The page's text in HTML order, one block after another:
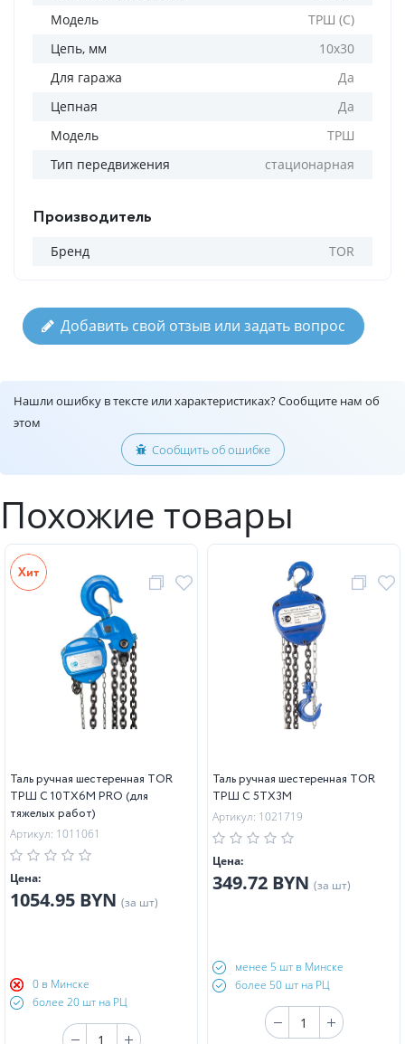
Модель
ТРШ (С)
Цепь, мм
10х30
Для гаража
Да
Цепная
Да
Модель
ТРШ
Тип передвижения
стационарная
Производитель
Бренд TOR
Добавить свой отзыв или задать вопрос
Нашли ошибку в тексте или характеристиках? Сообщите нам об
этом
Сообщить об ошибке
Похожие товары
Таль ручная шестеренная TOR
ТРШ C 10ТХ6М PRO (для
тяжелых работ)
Артикул: 1011061
Цена:
1054.95 BYN (за шт)
0 в Минске
более 20 шт на РЦ
Таль ручная шестеренная TOR
ТРШ C 5ТХ3М
Артикул: 1021719
Цена:
349.72 BYN (за шт)
менее 5 шт в Минске
более 50 шт на РЦ